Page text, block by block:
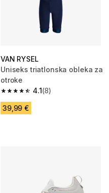
VAN RYSEL
Uniseks triatlonska obleka za
otroke
4.1
4.1 od 5 zvezdic from 8 ocene
(8)
39,99 €